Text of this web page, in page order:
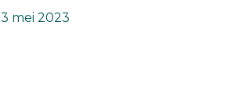
mei 2023